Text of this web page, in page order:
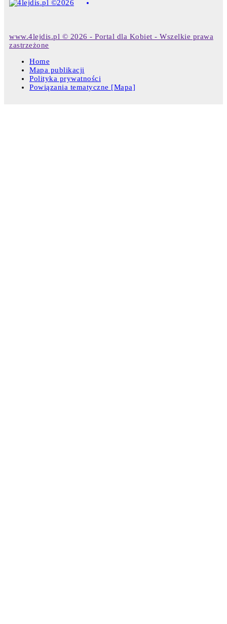
www.4lejdis.pl © 2026 - Portal dla Kobiet - Wszelkie prawa
zastrzeżone
Home
Mapa publikacji
Polityka prywatności
Powiązania tematyczne [Mapa]